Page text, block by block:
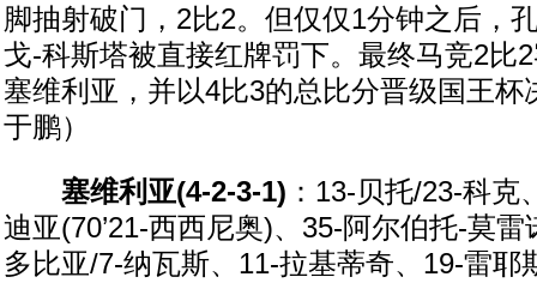
脚抽射破门，2比2。但仅仅1分钟之后，
戈-科斯塔被直接红牌罚下。最终马竞2比
塞维利亚，并以4比3的总比分晋级国王杯
于鹏）
塞维利亚(4-2-3-1) ：13-贝托/23-科
迪亚(70’21-西西尼奥)、35-阿尔伯托-莫
多比亚/7-纳瓦斯、11-拉基蒂奇、19-雷耶